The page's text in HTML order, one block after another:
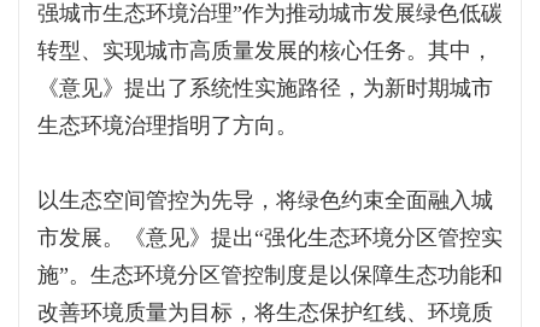
强城市生态环境治理”作为推动城市发展绿色低碳
转型、实现城市高质量发展的核心任务。其中，
《意见》提出了系统性实施路径，为新时期城市
生态环境治理指明了方向。
以生态空间管控为先导，将绿色约束全面融入城
市发展。《意见》提出“强化生态环境分区管控实
施”。生态环境分区管控制度是以保障生态功能和
改善环境质量为目标，将生态保护红线、环境质